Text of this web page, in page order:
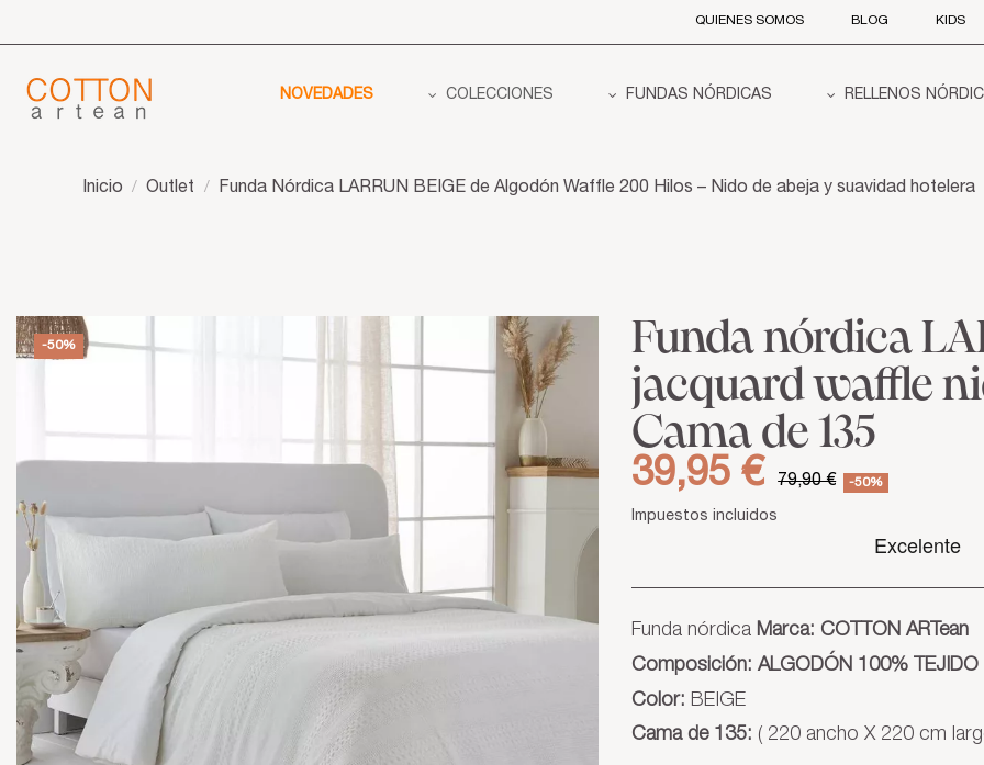
QUIENES SOMOS BLOG KIDS
NOVEDADES COLECCIONES FUNDAS NÓRDICAS RELLENOS
Inicio Outlet Funda Nórdica LARRUN BEIGE de Algodón Waffle 200 Hilos – Nido de abeja y suavidad hotelera
-50%
Funda nórdica
jacquard waffle
Cama de 135
39,95 € 79,90 € -50%
Impuestos incluidos
Funda nórdica Marca: COTTON ARTean
Composición: ALGODÓN 100% TEJIDO
Color: BEIGE
Cama de 135: ( 220 ancho X 220 cm